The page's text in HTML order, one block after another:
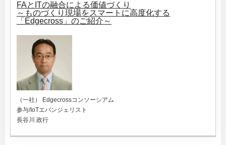
FAとITの融合による価値づくり
～ものづくり現場をスマートに高度化する
「Edgecross」のご紹介～
（一社） Edgecrossコンソーシアム
参与/IoTエバンジェリスト
長谷川 政行